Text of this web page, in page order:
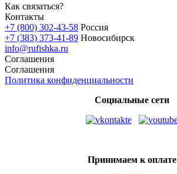
Как связаться?
Контакты
+7 (800) 302-43-58 Россия
+7 (383) 373-41-89 Новосибирск
info@rufishka.ru
Соглашения
Соглашения
Политика конфиденциальности
Социальные сети
Принимаем к оплате